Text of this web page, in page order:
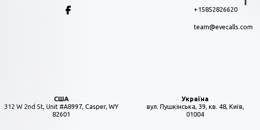
+15852826620
team@evecalls.com
США
312 W 2nd St, Unit #A8997, Casper, WY
82601
Україна
вул. Пушкінська, 39, кв. 48, Київ,
01004